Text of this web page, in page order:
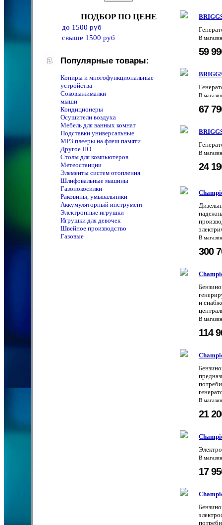
ПОДБОР ПО ЦЕНЕ
до 1500 руб
свыше 1500 руб
Популярные товары:
Копиры и многофункциональные
устройства
Соковыжималки
мыши
Кондиционеры
Осушители воздуха
Мебель для ванных комнат
Подставки универсальные
MPЗ плееры на флеш памяти
Другое ПО
Столы для компьютеров
Метеостанции
Элементы систем отопления
Шлифовальные машины
Газонокосилки
Раковины, умывальники
Аккумуляторный инструмент
Электронные игрушки
Игрушки для девочек
Швейное производство
Газовые
В
59
В
67
В
24
В
300
и
В
114
В
21
В
17